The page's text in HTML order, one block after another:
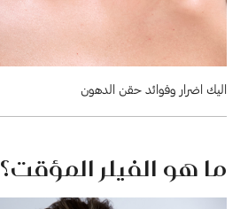
اليك اضرار وفوائد حقن الدهون
ما هو الفيلر المؤقت؟